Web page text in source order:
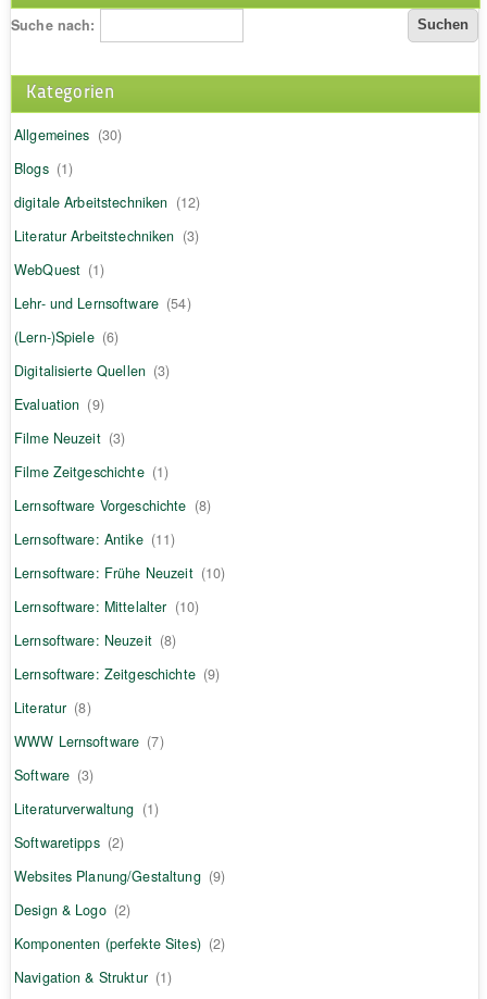
Suche nach:
Kategorien
Allgemeines (30)
Blogs (1)
digitale Arbeitstechniken (12)
Literatur Arbeitstechniken (3)
WebQuest (1)
Lehr- und Lernsoftware (54)
(Lern-)Spiele (6)
Digitalisierte Quellen (3)
Evaluation (9)
Filme Neuzeit (3)
Filme Zeitgeschichte (1)
Lernsoftware Vorgeschichte (8)
Lernsoftware: Antike (11)
Lernsoftware: Frühe Neuzeit (10)
Lernsoftware: Mittelalter (10)
Lernsoftware: Neuzeit (8)
Lernsoftware: Zeitgeschichte (9)
Literatur (8)
WWW Lernsoftware (7)
Software (3)
Literaturverwaltung (1)
Softwaretipps (2)
Websites Planung/Gestaltung (9)
Design & Logo (2)
Komponenten (perfekte Sites) (2)
Navigation & Struktur (1)